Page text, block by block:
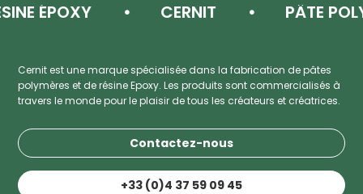
ÉPOXY CERNIT PÂTE
Cernit est une marque spécialisée dans la fabrication de pâtes
polymères et de résine Epoxy. Les produits sont commercialisés à
travers le monde pour le plaisir de tous les créateurs et créatrices.
Contactez-nous
+33 (0)4 37 59 09 45